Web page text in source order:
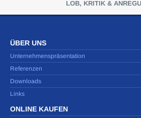
LOB, KRITIK &
ÜBER UNS
Unternehmenspräsentation
Referenzen
Downloads
Links
ONLINE KAUFEN